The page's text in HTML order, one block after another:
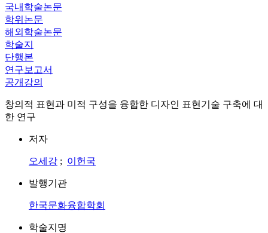
국내학술논문
학위논문
해외학술논문
학술지
단행본
연구보고서
공개강의
창의적 표현과 미적 구성을 융합한 디자인 표현기술 구축에 대
한 연구
저자
오세강 ; 이헌국
발행기관
한국문화융합학회
학술지명